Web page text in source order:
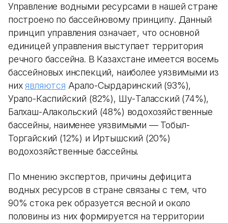
Управление водными ресурсами в нашей стране
построено по бассейновому принципу. Данный
принцип управления означает, что основной
единицей управления выступает территория
речного бассейна. В Казахстане имеется восемь
бассейновых инспекций, наиболее уязвимыми из
них являются Арало-Сырдаринский (93%),
Урало-Каспийский (82%), Шу-Таласский (74%),
Балхаш-Алакольский (48%) водохозяйственные
бассейны, наименее уязвимыми — Тобыл-
Торгайский (12%) и Иртышский (20%)
водохозяйственные бассейны.
По мнению экспертов, причины дефицита
водных ресурсов в стране связаны с тем, что
90% стока рек образуется весной и около
половины из них формируется на территории